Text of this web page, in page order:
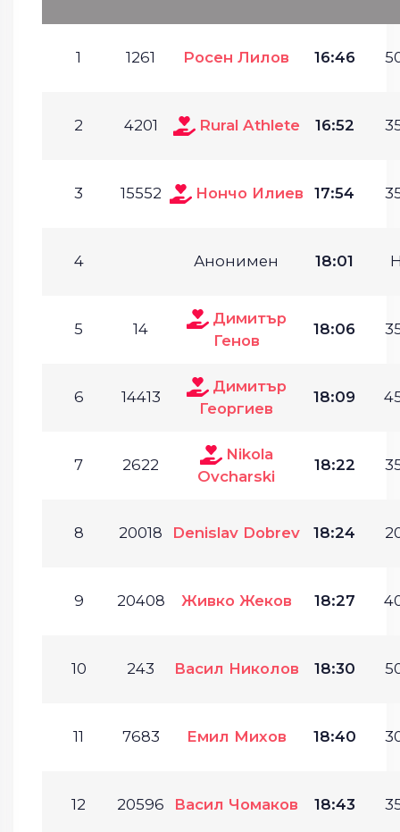
1 1261 Росен Лилов 16:46
2 4201 Rural Athlete 16:52
3 15552 Нончо Илиев 17:54
4 Анонимен 18:01
5 14
Димитър
Генов
18:06
6 14413
Димитър
Георгиев
18:09
7 2622
Nikola
Ovcharski
18:22
8 20018 Denislav Dobrev 18:24
9 20408 Живко Жеков 18:27
10 243 Васил Николов 18:30
11 7683 Емил Михов 18:40
12 20596 Васил Чомаков 18:43